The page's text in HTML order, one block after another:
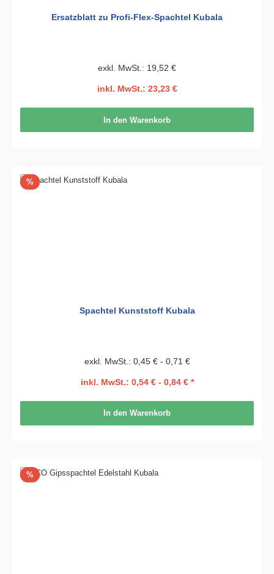
Ersatzblatt zu Profi-Flex-Spachtel Kubala
exkl. MwSt.: 19,52 €
inkl. MwSt.: 23,23 €
In den Warenkorb
%Rabatt
Spachtel Kunststoff Kubala
exkl. MwSt.: 0,45 € - 0,71 €
inkl. MwSt.: 0,54 € - 0,84 € *
In den Warenkorb
%Rabatt